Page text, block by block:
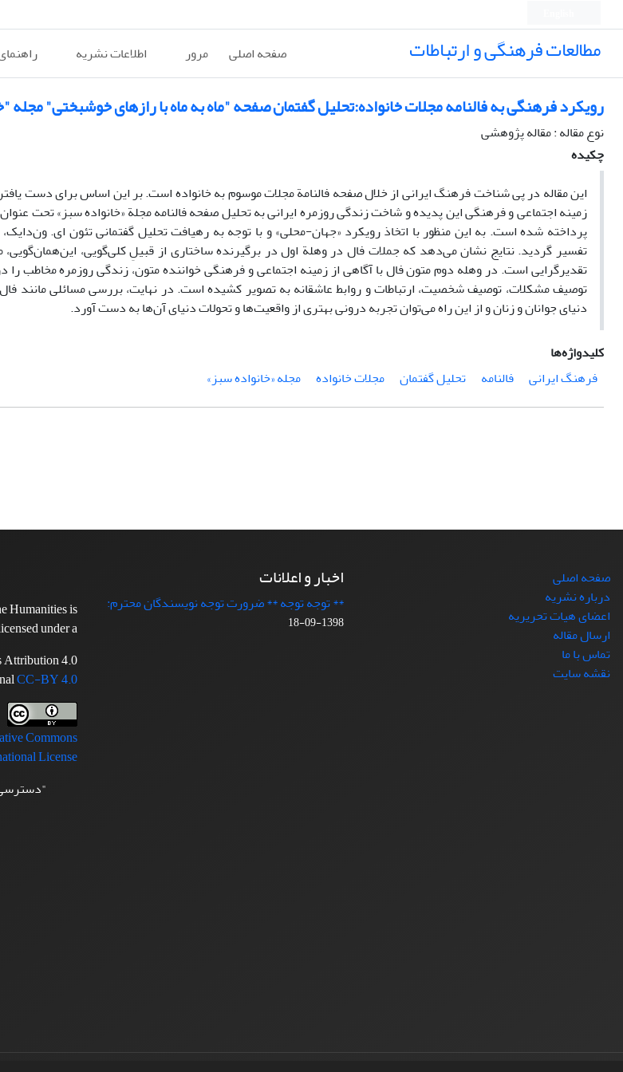
مطالعات فرهنگی و ارتباطات صفحه اصلی مرور اطلاعات نشریه
رویکرد فرهنگی به فالنامه مجلات خانواده:تحلیل گفتمان صفحه "ماه به ماه با رازهای خوشبختی" مجله
نوع مقاله : مقاله پژوهشی
چکیده
این مقاله در پی شناخت فرهنگ ایرانی از خلال صفحه فالنامة مجلات موسوم به خانواده است. بر این اساس برای دست یافتن
زمینه اجتماعی و فرهنگی این پدیده و شاخت زندگی روزمره ایرانی به تحلیل صفحه فالنامه مجلة «خانواده سبز» تحت عنوان
پرداخته شده است. به این منظور با اتخاذ رویکرد «جهان-محلی» و با توجه به رهیافت تحلیل گفتمانی تئون ای. ون‌دایک،
تفسیر گردید. نتایج نشان می‌دهد که جملات فال در وهلة اول در برگیرنده ساختاری از قبیلِ کلی‌گویی، این‌همان‌گویی،
تقدیر‌گرایی است. در وهله دوم متون فال با آگاهی از زمینه اجتماعی و فرهنگی خواننده متون، زندگی روزمره مخاطب را
توصیف مشکلات، توصیف شخصیت، ارتباطات و روابط عاشقانه به تصویر کشیده است. در نهایت، بررسی مسائلی مانند
دنیای جوانان و زنان و از این راه می‌توان تجربه درونی بهتری از واقعیت‌ها و تحولات دنیای آن‌ها به دست آورد.
کلیدواژه‌ها
فرهنگ ایرانی
فالنامه تحلیل گفتمان مجلات خانواده مجله «خانواده سبز»
صفحه اصلی
درباره نشریه
اعضای هیات تحریریه
ارسال مقاله
تماس با ما
نقشه سایت
اخبار و اعلانات
** توجه توجه ** ضرورت توجه نویسندگان محترم:
1398-09-18
Humanities is
under a
Attribution 4.0
CC-BY 4.0
Commons
License